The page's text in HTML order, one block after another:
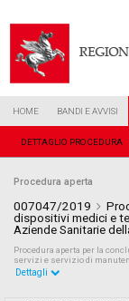
HOME BANDI E AVVISI
DETTAGLIO PROCEDURA
Procedura aperta
007047/2019
dispositivi medici e
Aziende Sanitarie
Procedura aperta per la
servizi e servizio di
Dettagli